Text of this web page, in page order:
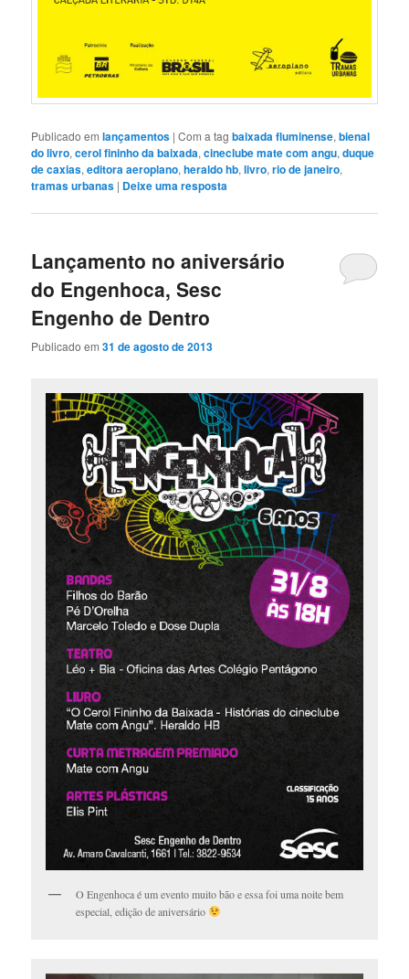
Publicado em lançamentos |Com a tagbaixada fluminense,bienal
do livro,cerol fininho da baixada,cineclube mate com angu,duque
de caxias,editora aeroplano,heraldo hb,livro,rio de janeiro,
tramas urbanas | Deixe uma resposta
Lançamento no aniversário
do Engenhoca, Sesc
Engenho de Dentro
Publicado em31 de agosto de 2013
O Engenhoca é um evento muito bão e essa foi uma noite bem
especial, edição de aniversário